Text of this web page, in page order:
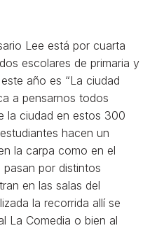
Lee está por cuarta
escolares de primaria y
año es “La ciudad
a pensarnos todos
la ciudad en estos 300
hacen un
la carpa como en el
por distintos
en las salas del
la recorrida allí se
La Comedia o bien al